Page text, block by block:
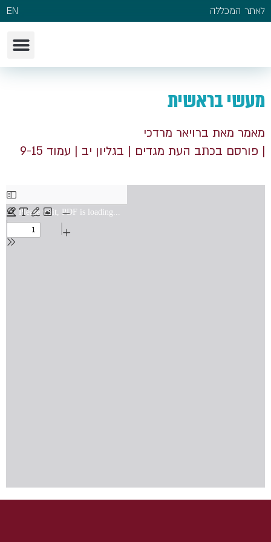
לאתר המכללה EN
מעשי בראשית
מאמר מאת ברויאר מרדכי
| פורסם בכתב העת מגדים | בגליון יב | עמוד 9-15